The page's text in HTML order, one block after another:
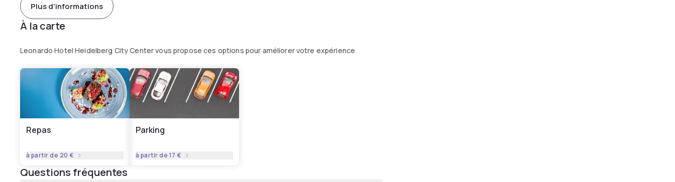
Plus d'informations
À la carte
Leonardo Hotel Heidelberg City Center vous propose ces options pour améliorer votre expérience
Repas
à partir de 20 €
Parking
à partir de 17 €
Questions fréquentes